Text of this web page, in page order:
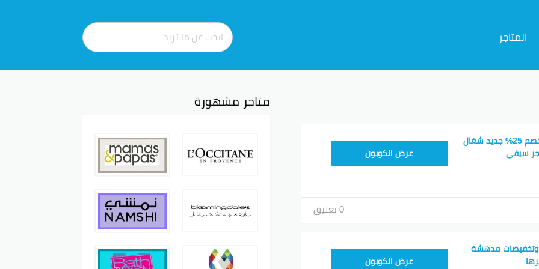
المتاجر
كوبون خصم سيفي خصم 25% جديد شغال
سيفي
PTR118عرض الكوبون
0 تعليق
كود خصم سيفي 50 وتخفيضات مدهشة
PTR118عرض الكوبون
متاجر مشهورة